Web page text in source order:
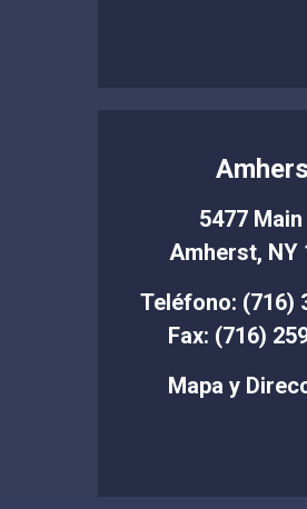
5477
Amherst, NY
Teléfono: (716)
Fax: (716)
Mapa y